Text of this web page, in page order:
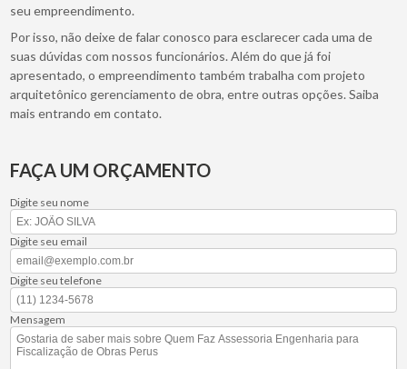
seu empreendimento.
Por isso, não deixe de falar conosco para esclarecer cada uma de
suas dúvidas com nossos funcionários. Além do que já foi
apresentado, o empreendimento também trabalha com projeto
arquitetônico gerenciamento de obra, entre outras opções. Saiba
mais entrando em contato.
FAÇA UM ORÇAMENTO
Digite seu nome
Digite seu email
Digite seu telefone
Mensagem